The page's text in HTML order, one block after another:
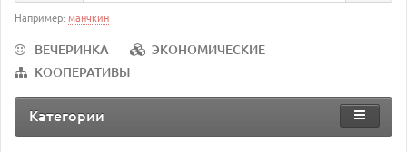
Например: манчкин
ВЕЧЕРИНКА
ЭКОНОМИЧЕСКИЕ
КООПЕРАТИВЫ
Категории